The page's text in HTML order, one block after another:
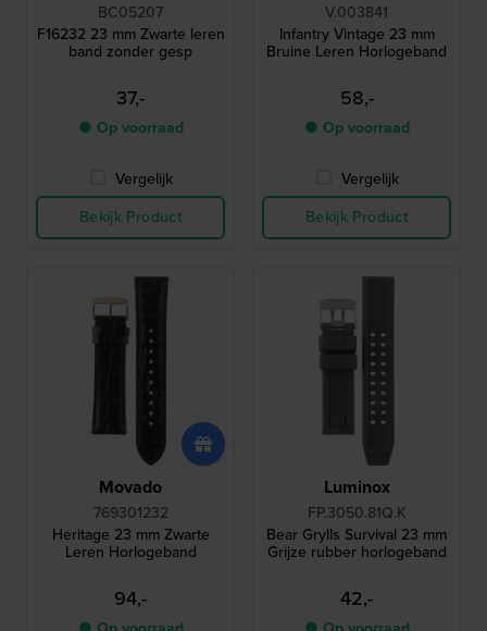
BC05207
F16232 23 mm Zwarte leren
band zonder gesp
37,-
● Op voorraad
Vergelijk
Bekijk Product
V.003841
Infantry Vintage 23 mm
Bruine Leren Horlogeband
58,-
● Op voorraad
Vergelijk
Bekijk Product
Movado
769301232
Heritage 23 mm Zwarte
Leren Horlogeband
94,-
Luminox
FP.3050.81Q.K
Bear Grylls Survival 23 mm
Grijze rubber horlogeband
42,-